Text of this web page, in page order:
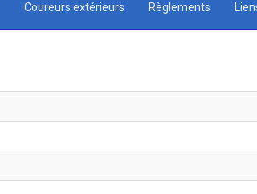
Coureurs extérieurs Règlements